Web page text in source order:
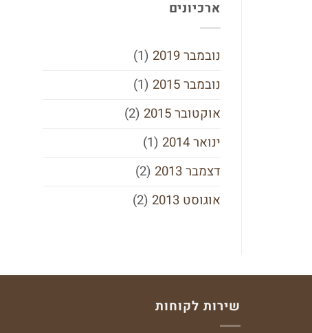
ארכיונים
נובמבר 2019
(1)
נובמבר 2015
(1)
אוקטובר 2015
(2)
ינואר 2014
(1)
דצמבר 2013
(2)
אוגוסט 2013
(2)
שירות לקוחות